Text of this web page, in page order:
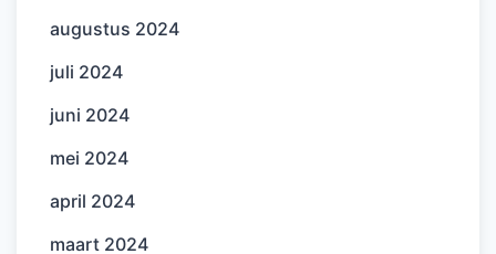
augustus 2024
juli 2024
juni 2024
mei 2024
april 2024
maart 2024